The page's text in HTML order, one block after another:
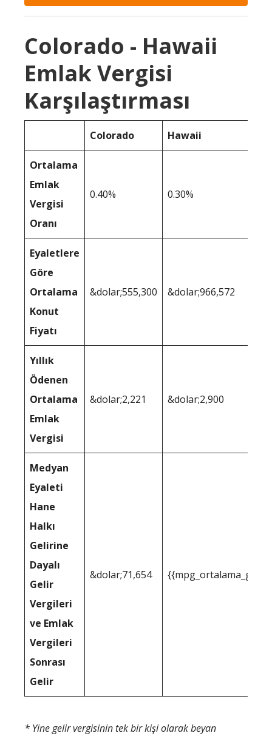
Colorado - Hawaii
Emlak Vergisi
Karşılaştırması
Colorado Hawaii
Ortalama
Emlak
Vergisi
Oranı
0.40% 0.30%
Eyaletlere
Göre
Ortalama
Konut
Fiyatı
&dolar;555,300 &dolar;966,572
Yıllık
Ödenen
Ortalama
Emlak
Vergisi
&dolar;2,221 &dolar;2,900
Medyan
Eyaleti
Hane
Halkı
Gelirine
Dayalı
Gelir
Vergileri
ve Emlak
Vergileri
Sonrası
Gelir
&dolar;71,654
* Yine gelir vergisinin tek bir kişi olarak beyan